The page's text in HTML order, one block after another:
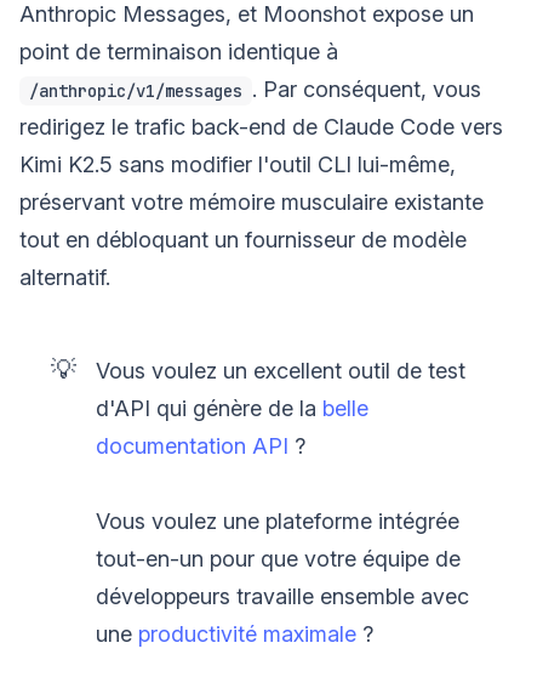
Anthropic Messages, et Moonshot expose un
point de terminaison identique à
/anthropic/v1/messages . Par conséquent, vous
redirigez le trafic back-end de Claude Code vers
Kimi K2.5 sans modifier l'outil CLI lui-même,
préservant votre mémoire musculaire existante
tout en débloquant un fournisseur de modèle
alternatif.
💡
Vous voulez un excellent outil de test
d'API qui génère de la belle
documentation API ?
Vous voulez une plateforme intégrée
tout-en-un pour que votre équipe de
développeurs travaille ensemble avec
une productivité maximale ?